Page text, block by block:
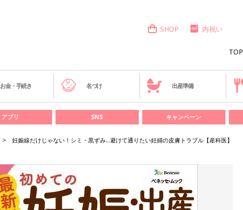
TOP
SHOP 内祝い
お金・手続き 名づけ 出産準備
アプリ SNS キャンペーン
妊娠線だけじゃない！シミ・黒ずみ…避けて通りたい妊婦の皮膚トラブル【産科医】